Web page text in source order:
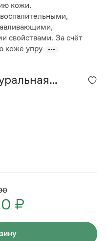
кожи.
свойствами. За счёт
коже упру
работы
₽